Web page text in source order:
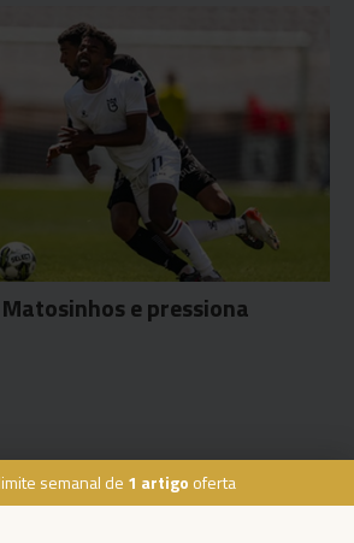
semanal de 1 artigo oferta
Matosinhos e pressiona